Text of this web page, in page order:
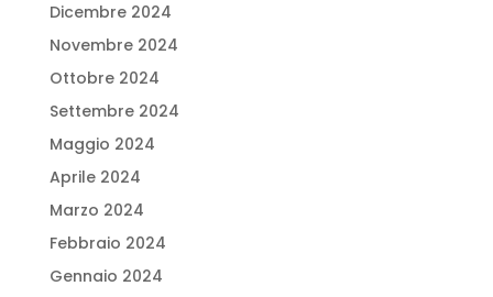
Dicembre 2024
Novembre 2024
Ottobre 2024
Settembre 2024
Maggio 2024
Aprile 2024
Marzo 2024
Febbraio 2024
Gennaio 2024